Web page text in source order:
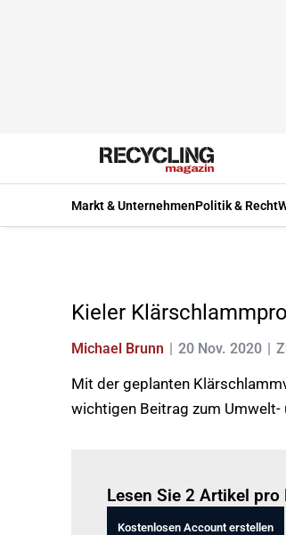
Markt & UnternehmenPolitik & Recht
Kieler
Michael Brunn 20 Nov. 2020
Mit der geplanten
wichtigen Beitrag zum Umwelt-
Lesen Sie 2 Artikel
Kostenlosen Account erstellen